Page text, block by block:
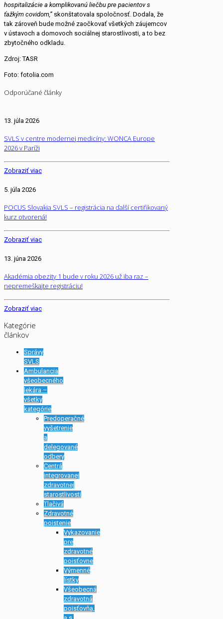
hospitalizácie a komplikovanú liečbu pre pacientov s
ťažkým covidom,” skonštatovala spoločnosť. Dodala, že
tak zároveň bude možné zaočkovať všetkých záujemcov
v ústavoch a domovoch sociálnej starostlivosti, a to bez
zbytočného odkladu.
Zdroj: TASR
Foto: fotolia.com
Odporúčané články
13. júla 2026
SVLS v centre modernej medicíny: WONCA Europe
2026 v Paríži
Zobraziť viac
5. júla 2026
POCUS Slovakia SVLS – registrácia na ďalší certifikovaný
kurz otvorená!
Zobraziť viac
13. júna 2026
Akadémia obezity 1 bude v roku 2026 už iba raz –
nepremeškajte registráciu!
Zobraziť viac
Kategórie
článkov
Správy
SVLS
Ambulancia
všeobecného
lekára –
všetky
kategórie
Predoperačné
vyšetrenie
a
delegované
odbery
Centrá
integrovanej
zdravotnej
starostlivosti
Tlačivá
Zdravotné
poistenie
Vykazovanie
pre
zdravotné
poisťovne
Výmenné
lístky
Všeobecná
zdravotná
poisťovňa,